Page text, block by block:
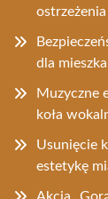
ostrzeżenia
dla
Muzyczne
koła
Usunięcie
estetykę